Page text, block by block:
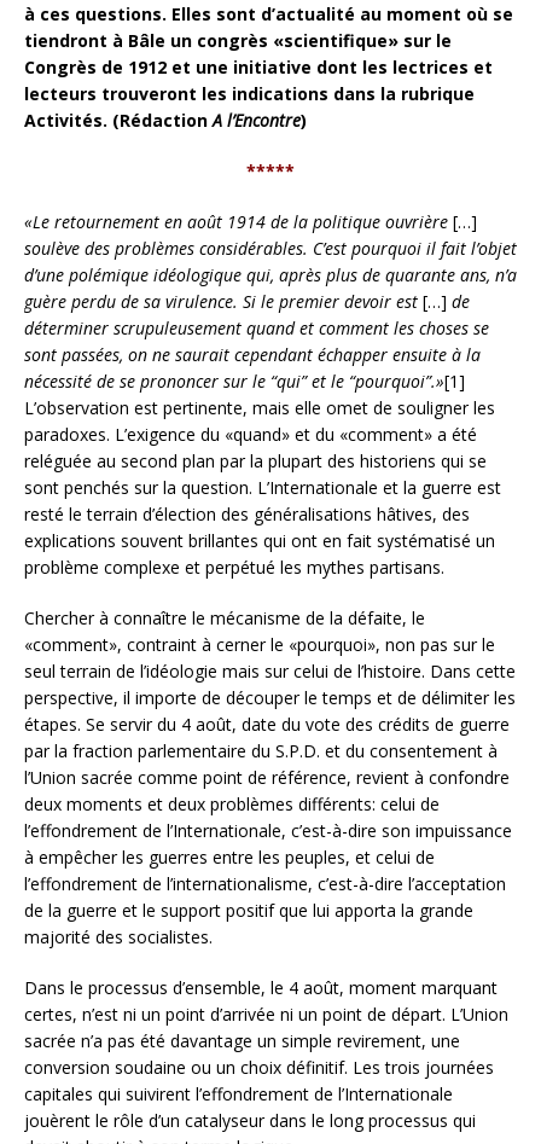
à ces questions. Elles sont d’actualité au moment où se
tiendront à Bâle un congrès «scientifique» sur le
Congrès de 1912 et une initiative dont les lectrices et
lecteurs trouveront les indications dans la rubrique
Activités. (RédactionA l’Encontre)
*****
«Le retournement en août 1914 de la politique ouvrière […]
soulève des problèmes considérables. C’est pourquoi il fait l’objet
d’une polémique idéologique qui, après plus de quarante ans, n’a
guère perdu de sa virulence. Si le premier devoir est […] de
déterminer scrupuleusement quand et comment les choses se
sont passées, on ne saurait cependant échapper ensuite à la
nécessité de se prononcer sur le “qui” et le “pourquoi”.»[1]
L’observation est pertinente, mais elle omet de souligner les
paradoxes. L’exigence du «quand» et du «comment» a été
reléguée au second plan par la plupart des historiens qui se
sont penchés sur la question. L’Internationale et la guerre est
resté le terrain d’élection des généralisations hâtives, des
explications souvent brillantes qui ont en fait systématisé un
problème complexe et perpétué les mythes partisans.
Chercher à connaître le mécanisme de la défaite, le
«comment», contraint à cerner le «pourquoi», non pas sur le
seul terrain de l’idéologie mais sur celui de l’histoire. Dans cette
perspective, il importe de découper le temps et de délimiter les
étapes. Se servir du 4 août, date du vote des crédits de guerre
par la fraction parlementaire du S.P.D. et du consentement à
l’Union sacrée comme point de référence, revient à confondre
deux moments et deux problèmes différents: celui de
l’effondrement de l’Internationale, c’est-à-dire son impuissance
à empêcher les guerres entre les peuples, et celui de
l’effondrement de l’internationalisme, c’est-à-dire l’acceptation
de la guerre et le support positif que lui apporta la grande
majorité des socialistes.
Dans le processus d’ensemble, le 4 août, moment marquant
certes, n’est ni un point d’arrivée ni un point de départ. L’Union
sacrée n’a pas été davantage un simple revirement, une
conversion soudaine ou un choix définitif. Les trois journées
capitales qui suivirent l’effondrement de l’Internationale
jouèrent le rôle d’un catalyseur dans le long processus qui